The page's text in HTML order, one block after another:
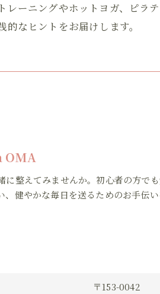
ーニングやホットヨガ、ピラ
なヒントをお届けします。
OMA
に整えてみませんか。初心者の方で
健やかな毎日を送るためのお手伝い
〒153-0042